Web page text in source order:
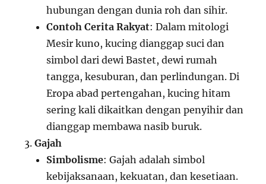
hubungan dengan dunia roh dan sihir.
Contoh Cerita Rakyat: Dalam mitologi
Mesir kuno, kucing dianggap suci dan
simbol dari dewi Bastet, dewi rumah
tangga, kesuburan, dan perlindungan. Di
Eropa abad pertengahan, kucing hitam
sering kali dikaitkan dengan penyihir dan
dianggap membawa nasib buruk.
Gajah
Simbolisme: Gajah adalah simbol
kebijaksanaan, kekuatan, dan kesetiaan.